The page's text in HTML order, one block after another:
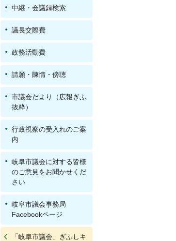
中継・会議録検索
議長交際費
政務活動費
請願・陳情・傍聴
市議会だより（広報ぎふ
抜粋）
行政視察の受入れのご案
内
岐阜市議会に対する皆様
のご意見をお聞かせくだ
さい
岐阜市議会事務局
Facebookページ
「岐阜市議会」ぎふしキ